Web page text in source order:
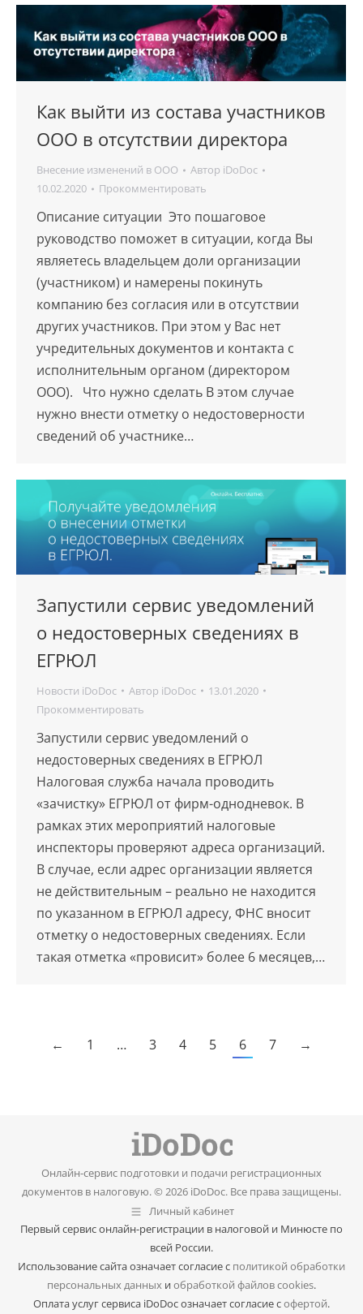
Как выйти из состава участников
ООО в отсутствии директора
Внесение изменений в ООО Автор iDoDoc
10.02.2020
Прокомментировать
Описание ситуации Это пошаговое
руководство поможет в ситуации, когда Вы
являетесь владельцем доли организации
(участником) и намерены покинуть
компанию без согласия или в отсутствии
других участников. При этом у Вас нет
учредительных документов и контакта с
исполнительным органом (директором
ООО). Что нужно сделать В этом случае
нужно внести отметку о недостоверности
сведений об участнике…
Запустили сервис уведомлений
о недостоверных сведениях в
ЕГРЮЛ
Новости iDoDoc Автор iDoDoc
13.01.2020
Прокомментировать
Запустили сервис уведомлений о
недостоверных сведениях в ЕГРЮЛ
Налоговая служба начала проводить
«зачистку» ЕГРЮЛ от фирм-однодневок. В
рамках этих мероприятий налоговые
инспекторы проверяют адреса организаций.
В случае, если адрес организации является
не действительным – реально не находится
по указанном в ЕГРЮЛ адресу, ФНС вносит
отметку о недостоверных сведениях. Если
такая отметка «провисит» более 6 месяцев,…
← 1 … 3 4 5 6 7 →
Онлайн-сервис подготовки и подачи регистрационных
документов в налоговую. © 2026 iDoDoc. Все права защищены.
Личный кабинет
Первый сервис онлайн-регистрации в налоговой и Минюсте по
всей России.
Использование сайта означает согласие с политикой обработки
персональных данных иобработкой файлов cookies.
Оплата услуг сервиса iDoDoc означает согласие софертой.